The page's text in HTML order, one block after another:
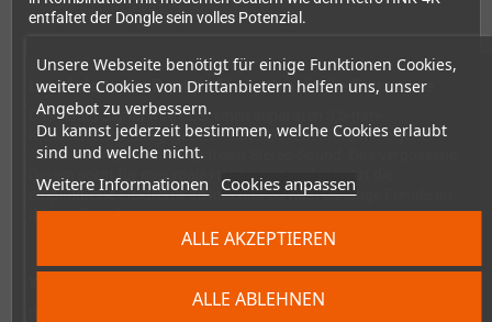
Unsere Webseite benötigt für einige Funktionen Cookies,
weitere Cookies von Drittanbietern helfen uns, unser
Angebot zu verbessern.
Du kannst jederzeit bestimmen, welche Cookies erlaubt
sind und welche nicht.
Weitere Informationen Cookies anpassen
ALLE ABLEHNEN
ALLE AKZEPTIEREN
entfaltet der Dongle sein volles Potenzial.
Durchdachtes Design für optimale Performance
Das Audio-Signal wird über einen separaten 3,5-mm-
Klinkenstecker ausgegeben – natürlich ebenfalls mit eigener
Abschirmung für störungsfreien Stereo-Sound. Das vergossene
Design sorgt für maximale Haltbarkeit und schützt die
empfindliche Elektronik im Inneren. So hast du lange Freude an
deinem Dongle.